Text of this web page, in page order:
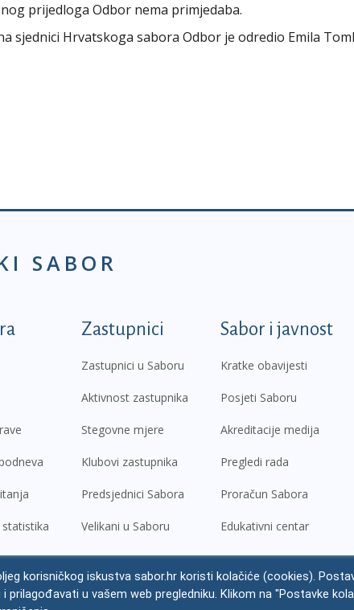
prijedloga Odbor nema primjedaba.
sjednici Hrvatskoga sabora Odbor je odredio Emila
SABOR
prvi izbornik
Zastupnici
Zastupnici u Saboru
Aktivnost zastupnika
Stegovne mjere
Klubovi zastupnika
Predsjednici Sabora
Velikani u Saboru
Sabor i javnost
Kratke obavijesti
Posjeti Saboru
Akreditacije medija
Pregledi rada
Proračun Sabora
Edukativni centar
2026 Pravne napomene Izjava o pristupačnosti
korisničkog iskustva sabor.hr koristi kolačiće (cookies).
prilagođavati u vašem web pregledniku. Klikom na "Postavke